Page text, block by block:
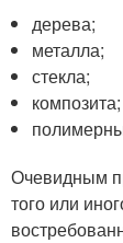
дерева;
металла;
стекла;
композита;
Очевидным
того или